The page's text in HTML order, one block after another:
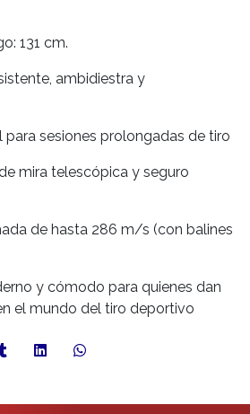
131 cm.
ambidiestra y
para sesiones prolongadas de tiro
mira telescópica y seguro
de hasta 286 m/s (con balines
y cómodo para quienes dan
el mundo del tiro deportivo